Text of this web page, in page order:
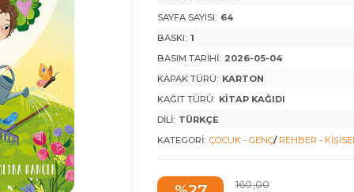
SAYFA SAYISI: 64
BASKI: 1
BASIM TARIHI: 2026-05-04
KAPAK TÜRÜ: KARTON
KAĞIT TÜRÜ: KITAP KAĞIDI
DILI: TÜRKÇE
KATEGORI: ÇOCUK - GENÇ/ REHBER -
160,00